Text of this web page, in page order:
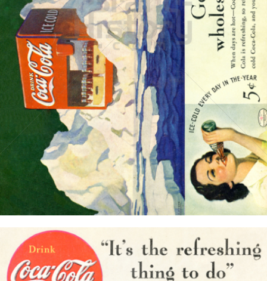
Coca-Cola Coca-Cola GmbH
Bild-ID: 15719